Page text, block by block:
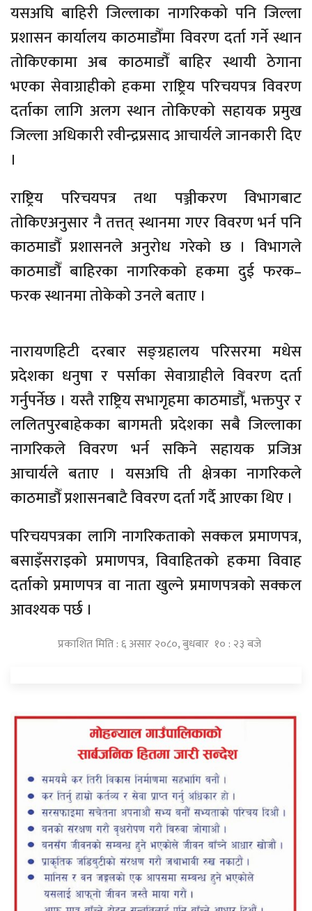
यसअघि बाहिरी जिल्लाका नागरिकको पनि जिल्ला
प्रशासन कार्यालय काठमाडौँमा विवरण दर्ता गर्ने स्थान
तोकिएकामा अब काठमाडौँ बाहिर स्थायी ठेगाना
भएका सेवाग्राहीको हकमा राष्ट्रिय परिचयपत्र विवरण
दर्ताका लागि अलग स्थान तोकिएको सहायक प्रमुख
जिल्ला अधिकारी रवीन्द्रप्रसाद आचार्यले जानकारी दिए
।
राष्ट्रिय परिचयपत्र तथा पञ्जीकरण विभागबाट
तोकिएअनुसार नै तत्तत् स्थानमा गएर विवरण भर्न पनि
काठमाडौँ प्रशासनले अनुरोध गरेको छ । विभागले
काठमाडौँ बाहिरका नागरिकको हकमा दुई फरक–
फरक स्थानमा तोकेको उनले बताए ।
नारायणहिटी दरबार सङ्ग्रहालय परिसरमा मधेस
प्रदेशका धनुषा र पर्साका सेवाग्राहीले विवरण दर्ता
गर्नुपर्नेछ । यस्तै राष्ट्रिय सभागृहमा काठमाडौँ, भक्तपुर र
ललितपुरबाहेकका बागमती प्रदेशका सबै जिल्लाका
नागरिकले विवरण भर्न सकिने सहायक प्रजिअ
आचार्यले बताए । यसअघि ती क्षेत्रका नागरिकले
काठमाडौँ प्रशासनबाटै विवरण दर्ता गर्दै आएका थिए ।
परिचयपत्रका लागि नागरिकताको सक्कल प्रमाणपत्र,
बसाइँसराइको प्रमाणपत्र, विवाहितको हकमा विवाह
दर्ताको प्रमाणपत्र वा नाता खुल्ने प्रमाणपत्रको सक्कल
आवश्यक पर्छ ।
प्रकाशित मिति : ६ असार २०८०, बुधबार १० : २३ बजे